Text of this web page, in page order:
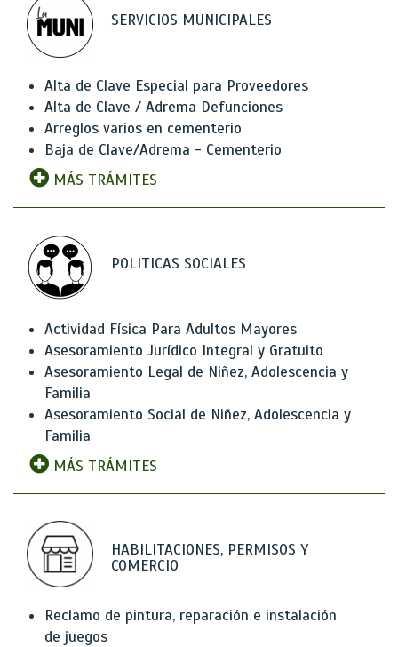
SERVICIOS MUNICIPALES
Alta de Clave Especial para Proveedores
Alta de Clave / Adrema Defunciones
Arreglos varios en cementerio
Baja de Clave/Adrema - Cementerio
MÁS TRÁMITES
POLITICAS SOCIALES
Actividad Física Para Adultos Mayores
Asesoramiento Jurídico Integral y Gratuito
Asesoramiento Legal de Niñez, Adolescencia y
Familia
Asesoramiento Social de Niñez, Adolescencia y
Familia
MÁS TRÁMITES
HABILITACIONES, PERMISOS Y
COMERCIO
Reclamo de pintura, reparación e instalación
de juegos